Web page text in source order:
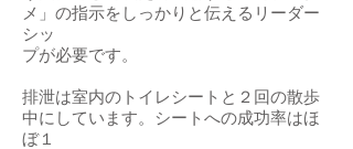
メ」の指示をしっかりと伝えるリーダー
シッ
プが必要です。
排泄は室内のトイレシートと２回の散歩
中にしています。シートへの成功率はほ
ぼ１